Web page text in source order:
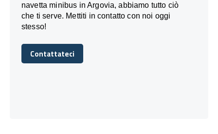
navetta minibus in Argovia, abbiamo tutto ciò
che ti serve. Mettiti in contatto con noi oggi
stesso!
Contattateci
Contattateci